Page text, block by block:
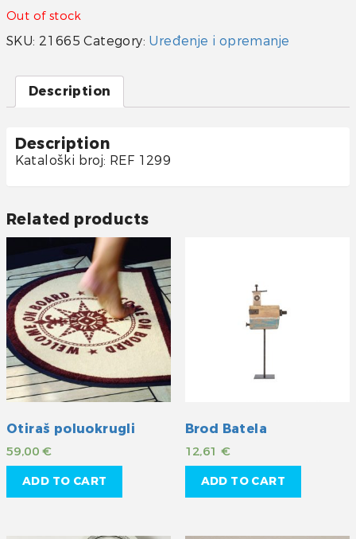
Out of stock
SKU: 21665 Category: Uređenje i opremanje
Description
Description
Kataloški broj: REF 1299
Related products
Otiraš poluokrugli
59,00€
ADD TO CART
Brod Batela
12,61€
ADD TO CART